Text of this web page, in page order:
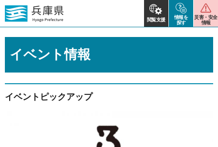
閲覧支援
情報を
探す
災害・安全
情報
イベント情報
イベントピックアップ